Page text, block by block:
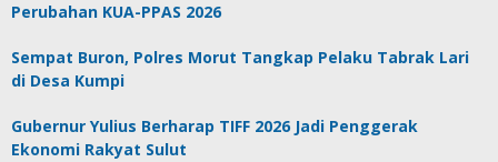
Perubahan KUA-PPAS 2026
Sempat Buron, Polres Morut Tangkap Pelaku Tabrak Lari
di Desa Kumpi
Gubernur Yulius Berharap TIFF 2026 Jadi Penggerak
Ekonomi Rakyat Sulut